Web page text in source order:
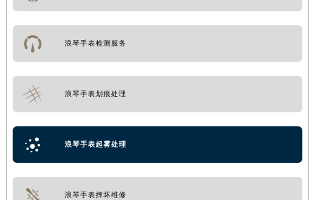
浪琴手表检测服务
浪琴手表划痕处理
浪琴手表起雾处理
浪琴手表摔坏维修